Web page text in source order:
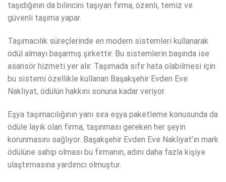
taşıdığının da bilincini taşıyan firma, özenli, temiz ve
güvenli taşıma yapar.
Taşımacılık süreçlerinde en modern sistemleri kullanarak
ödül almayı başarmış şirkettir. Bu sistemlerin başında ise
asansör hizmeti yer alır. Taşımada sıfır hata olabilmesi için
bu sistemi özellikle kullanan Başakşehir Evden Eve
Nakliyat, ödülün hakkını sonuna kadar veriyor.
Eşya taşımacılığının yanı sıra eşya paketleme konusunda da
ödüle layık olan firma, taşınması gereken her şeyin
korunmasını sağlıyor. Başakşehir Evden Eve Nakliyat’ın mark
ödülüne sahip olması bu firmanın, adını daha fazla kişiye
ulaştırmasına yardımcı olmuştur.